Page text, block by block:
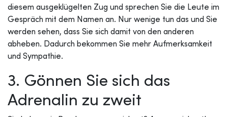
diesem ausgeklügelten Zug und sprechen Sie die Leute im
Gespräch mit dem Namen an. Nur wenige tun das und Sie
werden sehen, dass Sie sich damit von den anderen
abheben. Dadurch bekommen Sie mehr Aufmerksamkeit
und Sympathie.
3. Gönnen Sie sich das
Adrenalin zu zweit